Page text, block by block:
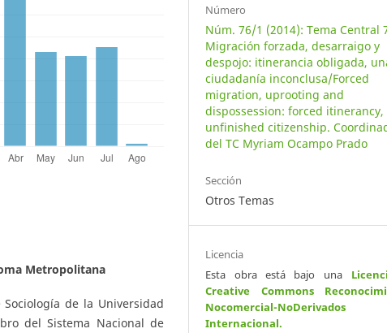
Metropolitana
de la Universidad
del Sistema Nacional de
Número
Núm. 76/1 (2014): Tema Central
Migración forzada, desarraigo y
despojo: itinerancia obligada,
ciudadanía inconclusa/Forced
migration, uprooting and
dispossession: forced itinerancy,
unfinished citizenship.
del TC Myriam Ocampo Prado
Sección
Otros Temas
Licencia
Esta obra está bajo una
Creative Commons
Nocomercial-
Internacional.